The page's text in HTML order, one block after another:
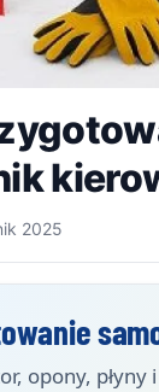
2025
opony,